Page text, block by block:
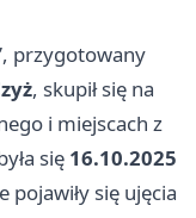
przygotowany
, skupił się na
i miejscach z
się 16.10.2025
się ujęcia